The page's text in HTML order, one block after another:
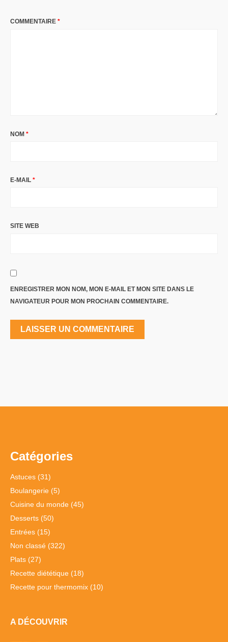
COMMENTAIRE *
NOM *
E-MAIL *
SITE WEB
ENREGISTRER MON NOM, MON E-MAIL ET MON SITE DANS LE
NAVIGATEUR POUR MON PROCHAIN COMMENTAIRE.
Catégories
Astuces (31)
Boulangerie (5)
Cuisine du monde (45)
Desserts (50)
Entrées (15)
Non classé (322)
Plats (27)
Recette diététique (18)
Recette pour thermomix (10)
A DÉCOUVRIR